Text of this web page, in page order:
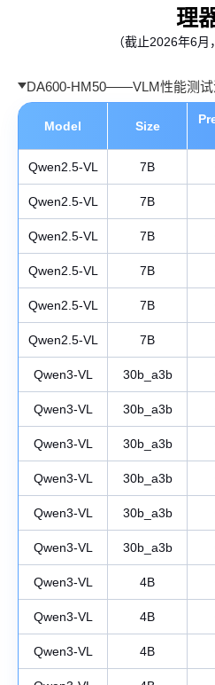
理
（截止2026年6月
DA600-HM50——VLM性能测试
Model Size
Qwen2.5-VL 7B
Qwen2.5-VL 7B
Qwen2.5-VL 7B
Qwen2.5-VL 7B
Qwen2.5-VL 7B
Qwen2.5-VL 7B
Qwen3-VL 30b_a3b
Qwen3-VL 30b_a3b
Qwen3-VL 30b_a3b
Qwen3-VL 30b_a3b
Qwen3-VL 30b_a3b
Qwen3-VL 30b_a3b
Qwen3-VL 4B
Qwen3-VL 4B
Qwen3-VL 4B